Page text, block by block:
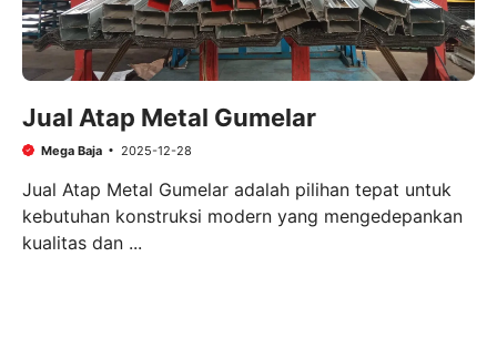
Jual Atap Metal Gumelar
Mega Baja 2025-12-28
Jual Atap Metal Gumelar adalah pilihan tepat untuk
kebutuhan konstruksi modern yang mengedepankan
kualitas dan ...